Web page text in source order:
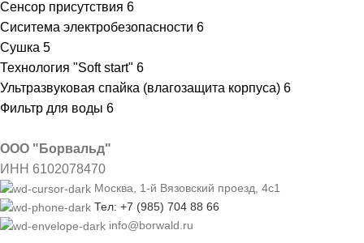
Сенсор присутствия 6
Сиситема электробезопасности 6
Сушка 5
Технология "Soft start" 6
Ультразвуковая спайка (влагозащита корпуса) 6
Фильтр для воды 6
ООО "Борвальд"
ИНН 6102078470
Москва, 1-й Вязовский проезд, 4с1
Тел: +7 (985) 704 88 66
info@borwald.ru